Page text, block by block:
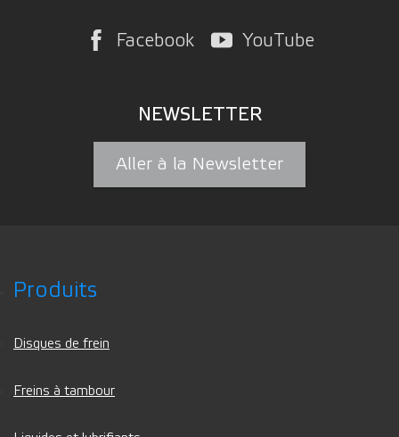
Facebook YouTube
NEWSLETTER
Aller à la Newsletter
Produits
Disques de frein
Freins à tambour